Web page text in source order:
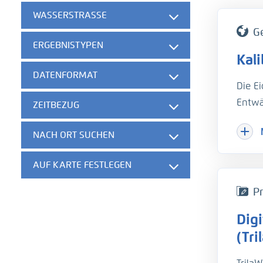
WASSERSTRASSE
ERGEBNISTYPEN
DATENFORMAT
ZEITBEZUG
NACH ORT SUCHEN
AUF KARTE FESTLEGEN
Die
der
die
Um